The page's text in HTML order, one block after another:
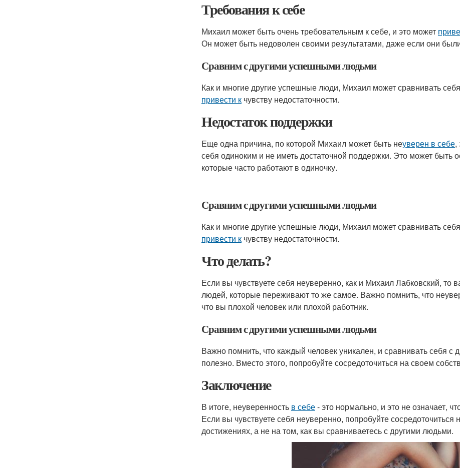
Требования к себе
Михаил может быть очень требовательным к себе, и это может
Он может быть недоволен своими результатами, даже если они
Сравним с другими успешными людьми
Как и многие другие успешные люди, Михаил может сравнивать
привести к чувству недостаточности.
Недостаток поддержки
Еще одна причина, по которой Михаил может быть неуверен в себе,
себя одиноким и не иметь достаточной поддержки. Это может
которые часто работают в одиночку.
Сравним с другими успешными людьми
Как и многие другие успешные люди, Михаил может сравнивать
привести к чувству недостаточности.
Что делать?
Если вы чувствуете себя неуверенно, как и Михаил Лабковский, то
людей, которые переживают то же самое. Важно помнить, что
что вы плохой человек или плохой работник.
Сравним с другими успешными людьми
Важно помнить, что каждый человек уникален, и сравнивать себя
полезно. Вместо этого, попробуйте сосредоточиться на своем
Заключение
В итоге, неуверенность в себе- это нормально, и это не означает,
Если вы чувствуете себя неуверенно, попробуйте сосредоточиться
достижениях, а не на том, как вы сравниваетесь с другими людьми.